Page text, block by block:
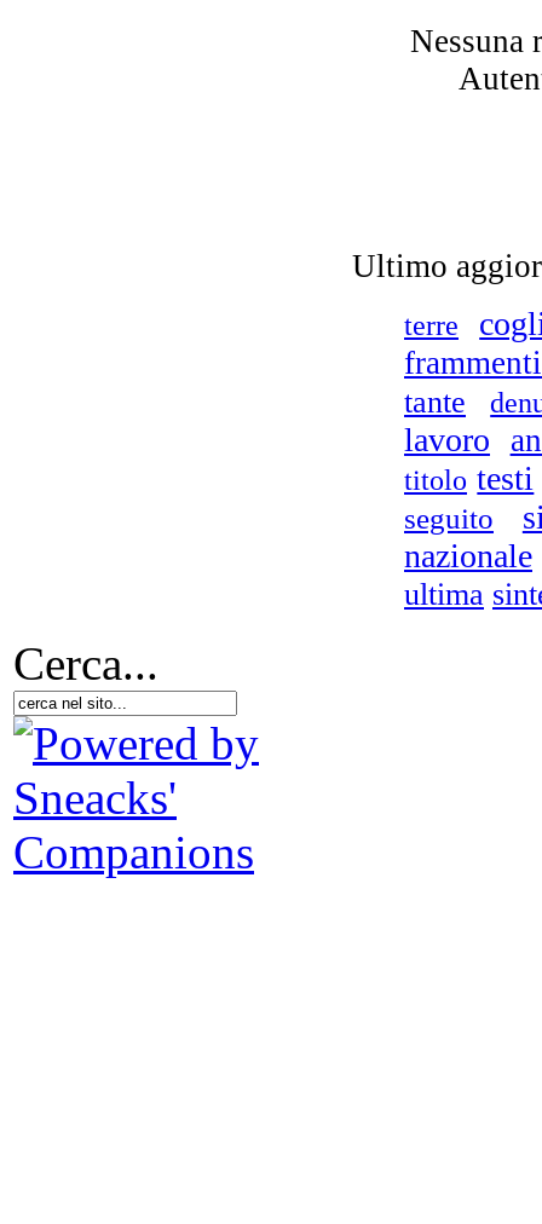
Nessuna
Ultimo
terre
frammenti
tante
lavoro
titolo testi
seguito
nazionale
ultima
Cerca...